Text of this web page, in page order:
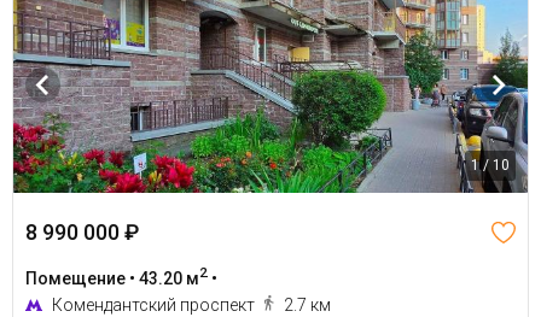
1 / 10
8 990 000 ₽
Помещение • 43.20 м2 •
Комендантский проспект
2.7 км